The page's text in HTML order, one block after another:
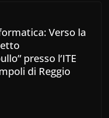
Verso la
presso l’ITE
di Reggio